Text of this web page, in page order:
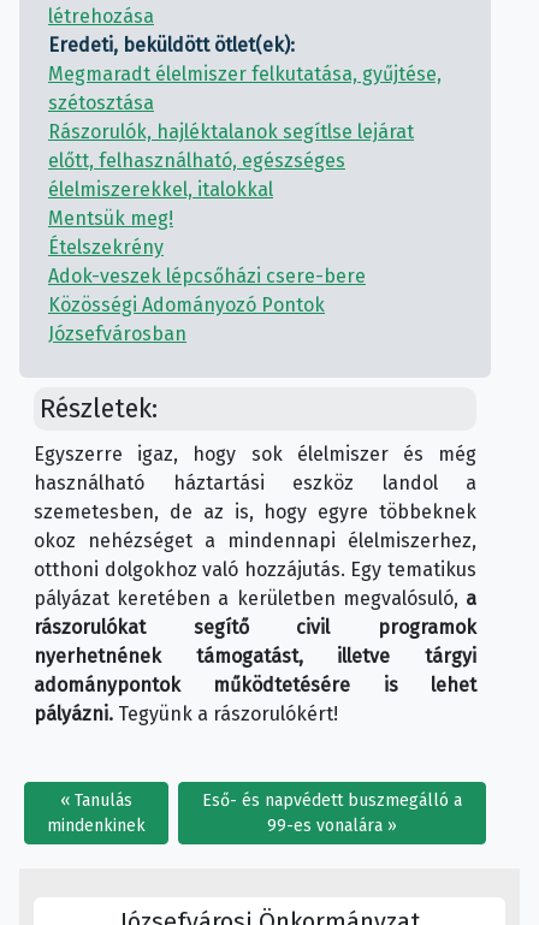
létrehozása
Eredeti, beküldött ötlet(ek):
Megmaradt élelmiszer felkutatása, gyűjtése,
szétosztása
Rászorulók, hajléktalanok segítlse lejárat
előtt, felhasználható, egészséges
élelmiszerekkel, italokkal
Mentsük meg!
Ételszekrény
Adok-veszek lépcsőházi csere-bere
Közösségi Adományozó Pontok
Józsefvárosban
Részletek:
Egyszerre igaz, hogy sok élelmiszer és még
használható háztartási eszköz landol a
szemetesben, de az is, hogy egyre többeknek
okoz nehézséget a mindennapi élelmiszerhez,
otthoni dolgokhoz való hozzájutás. Egy tematikus
pályázat keretében a kerületben megvalósuló, a
rászorulókat segítő civil programok
nyerhetnének támogatást, illetve tárgyi
adománypontok működtetésére is lehet
pályázni. Tegyünk a rászorulókért!
Tanulás
mindenkinek
Eső- és napvédett buszmegálló a
99-es vonalára